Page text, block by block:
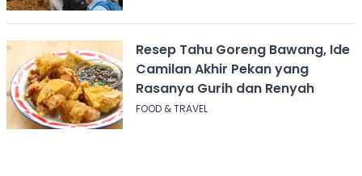
Resep Tahu Goreng Bawang, Ide
Camilan Akhir Pekan yang
Rasanya Gurih dan Renyah
FOOD & TRAVEL